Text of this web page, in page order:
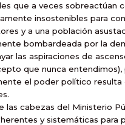
que a veces sobreactúan
insostenibles para
y a una población
bombardeada por la
las aspiraciones de
que nunca entendimos),
el poder político resulta
las cabezas del Ministerio
y sistemáticas para